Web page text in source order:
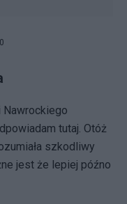
Nawrockiego
tutaj. Otóż
szkodliwy
jest że lepiej późno